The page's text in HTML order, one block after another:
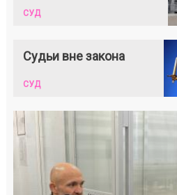
СУД
Судьи вне закона
СУД